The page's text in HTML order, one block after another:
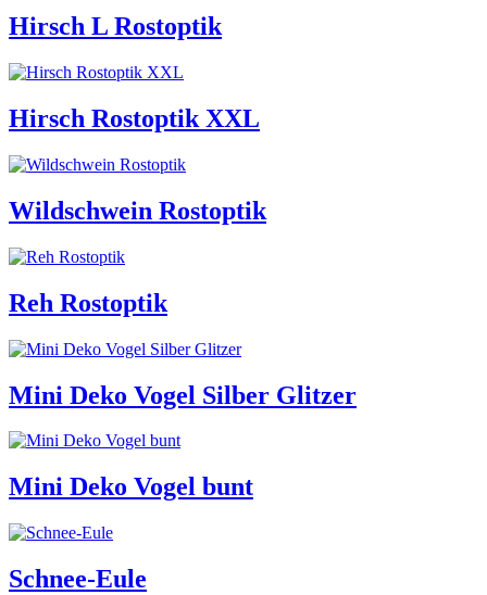
Hirsch L Rostoptik
Hirsch Rostoptik XXL
Wildschwein Rostoptik
Reh Rostoptik
Mini Deko Vogel Silber Glitzer
Mini Deko Vogel bunt
Schnee-Eule